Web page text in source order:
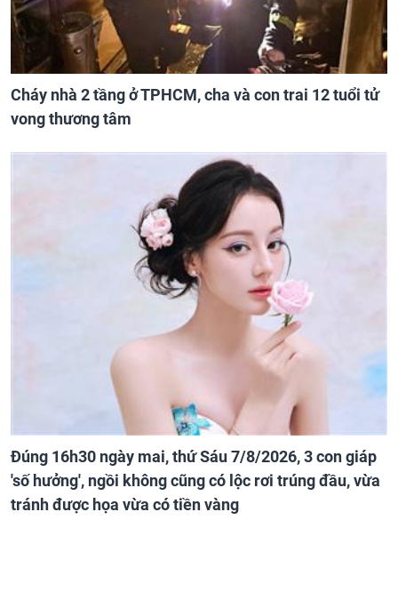
Cháy nhà 2 tầng ở TPHCM, cha và con trai 12 tuổi tử
vong thương tâm
Đúng 16h30 ngày mai, thứ Sáu 7/8/2026, 3 con giáp
'số hưởng', ngồi không cũng có lộc rơi trúng đầu, vừa
tránh được họa vừa có tiền vàng